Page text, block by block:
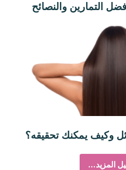
التمارين والنصائح
وكيف يمكنك تحقيقه؟
المزيد...